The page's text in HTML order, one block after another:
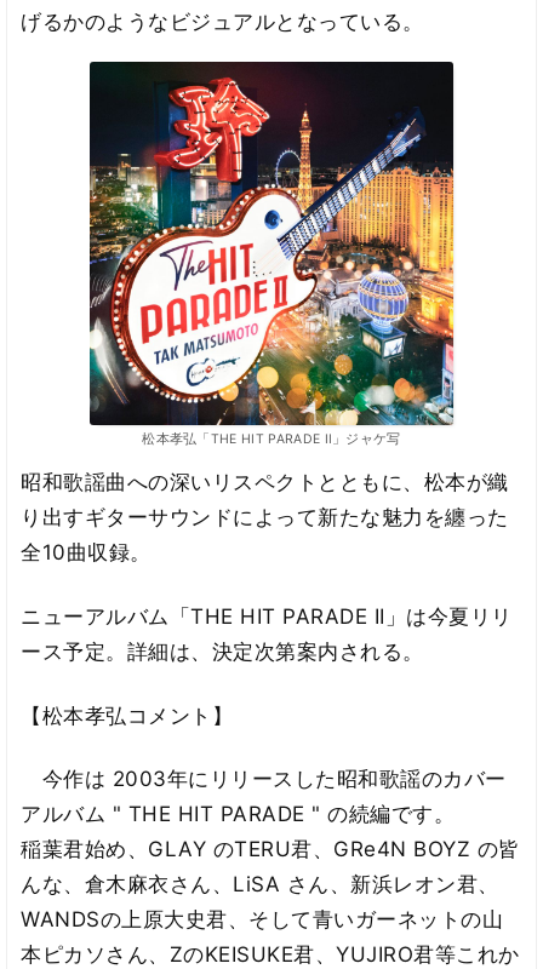
げるかのようなビジュアルとなっている。
松本孝弘「THE HIT PARADE II」ジャケ写
昭和歌謡曲への深いリスペクトとともに、松本が織
り出すギターサウンドによって新たな魅力を纏った
全10曲収録。
ニューアルバム「THE HIT PARADE II」は今夏リリ
ース予定。詳細は、決定次第案内される。
【松本孝弘コメント】
今作は 2003年にリリースした昭和歌謡のカバー
アルバム " THE HIT PARADE " の続編です。
稲葉君始め、GLAY のTERU君、GRe4N BOYZ の皆
んな、倉木麻衣さん、LiSA さん、新浜レオン君、
WANDSの上原大史君、そして青いガーネットの山
本ピカソさん、ZのKEISUKE君、YUJIRO君等これか